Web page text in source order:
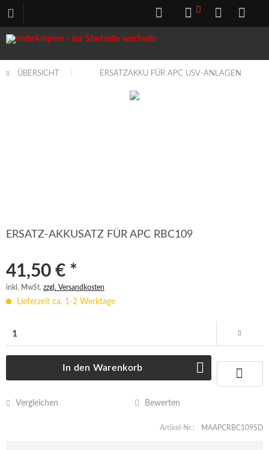
ÜBERSICHT ERSATZAKKU FÜR APC USV-ANLAGEN
ERSATZ-AKKUSATZ FÜR APC RBC109
41,50 € *
inkl. MwSt. zzgl. Versandkosten
Lieferzeit ca. 1-2 Werktage
In den Warenkorb
Vergleichen Bewerten
Artikel-Nr.: MAAPCRBC109SD